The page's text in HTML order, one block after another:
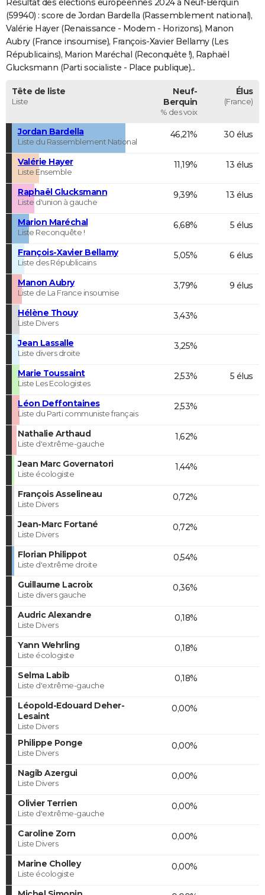
S'inscrire
Se connecter
Lycées
Collèges
Primaires
Universités
Entreprises
Service militaire
Avis de recherche
AVIS DE DÉCÈS
FORUM
Bricolage
Lifestyle
Culture
SportAuto
Television
Voyage
Cinema
Résultat des élections européennes 2024 à Neuf-Berquin
(59940) : score de Jordan Bardella (Rassemblement national),
Valérie Hayer (Renaissance - Modem - Horizons), Manon
Aubry (France insoumise), François-Xavier Bellamy (Les
Républicains), Marion Maréchal (Reconquête !), Raphaël
Glucksmann (Parti socialiste - Place publique)...
Tête de liste
Liste
Neuf-
Berquin
% des voix
Élus
(France)
Jordan Bardella
Liste du Rassemblement National
46,21% 30 élus
Valérie Hayer
Liste Ensemble
11,19% 13 élus
Raphaël Glucksmann
Liste d'union à gauche
9,39% 13 élus
Marion Maréchal
Liste Reconquête !
6,68% 5 élus
François-Xavier Bellamy
Liste des Républicains
5,05% 6 élus
Manon Aubry
Liste de La France insoumise
3,79% 9 élus
Hélène Thouy
Liste Divers
3,43%
Jean Lassalle
Liste divers droite
3,25%
Marie Toussaint
Liste Les Ecologistes
2,53% 5 élus
Léon Deffontaines
Liste du Parti communiste français
2,53%
Nathalie Arthaud
Liste d'extrême-gauche
1,62%
Jean Marc Governatori
Liste écologiste
1,44%
François Asselineau
Liste Divers
0,72%
Jean-Marc Fortané
Liste Divers
0,72%
Florian Philippot
Liste d'extrême droite
0,54%
Guillaume Lacroix
Liste divers gauche
0,36%
Audric Alexandre
Liste Divers
0,18%
Yann Wehrling
Liste écologiste
0,18%
Selma Labib
Liste d'extrême-gauche
0,18%
Léopold-Edouard Deher-
Lesaint
Liste Divers
0,00%
Philippe Ponge
Liste Divers
0,00%
Nagib Azergui
Liste Divers
0,00%
Olivier Terrien
Liste d'extrême-gauche
0,00%
Caroline Zorn
Liste Divers
0,00%
Marine Cholley
Liste écologiste
0,00%